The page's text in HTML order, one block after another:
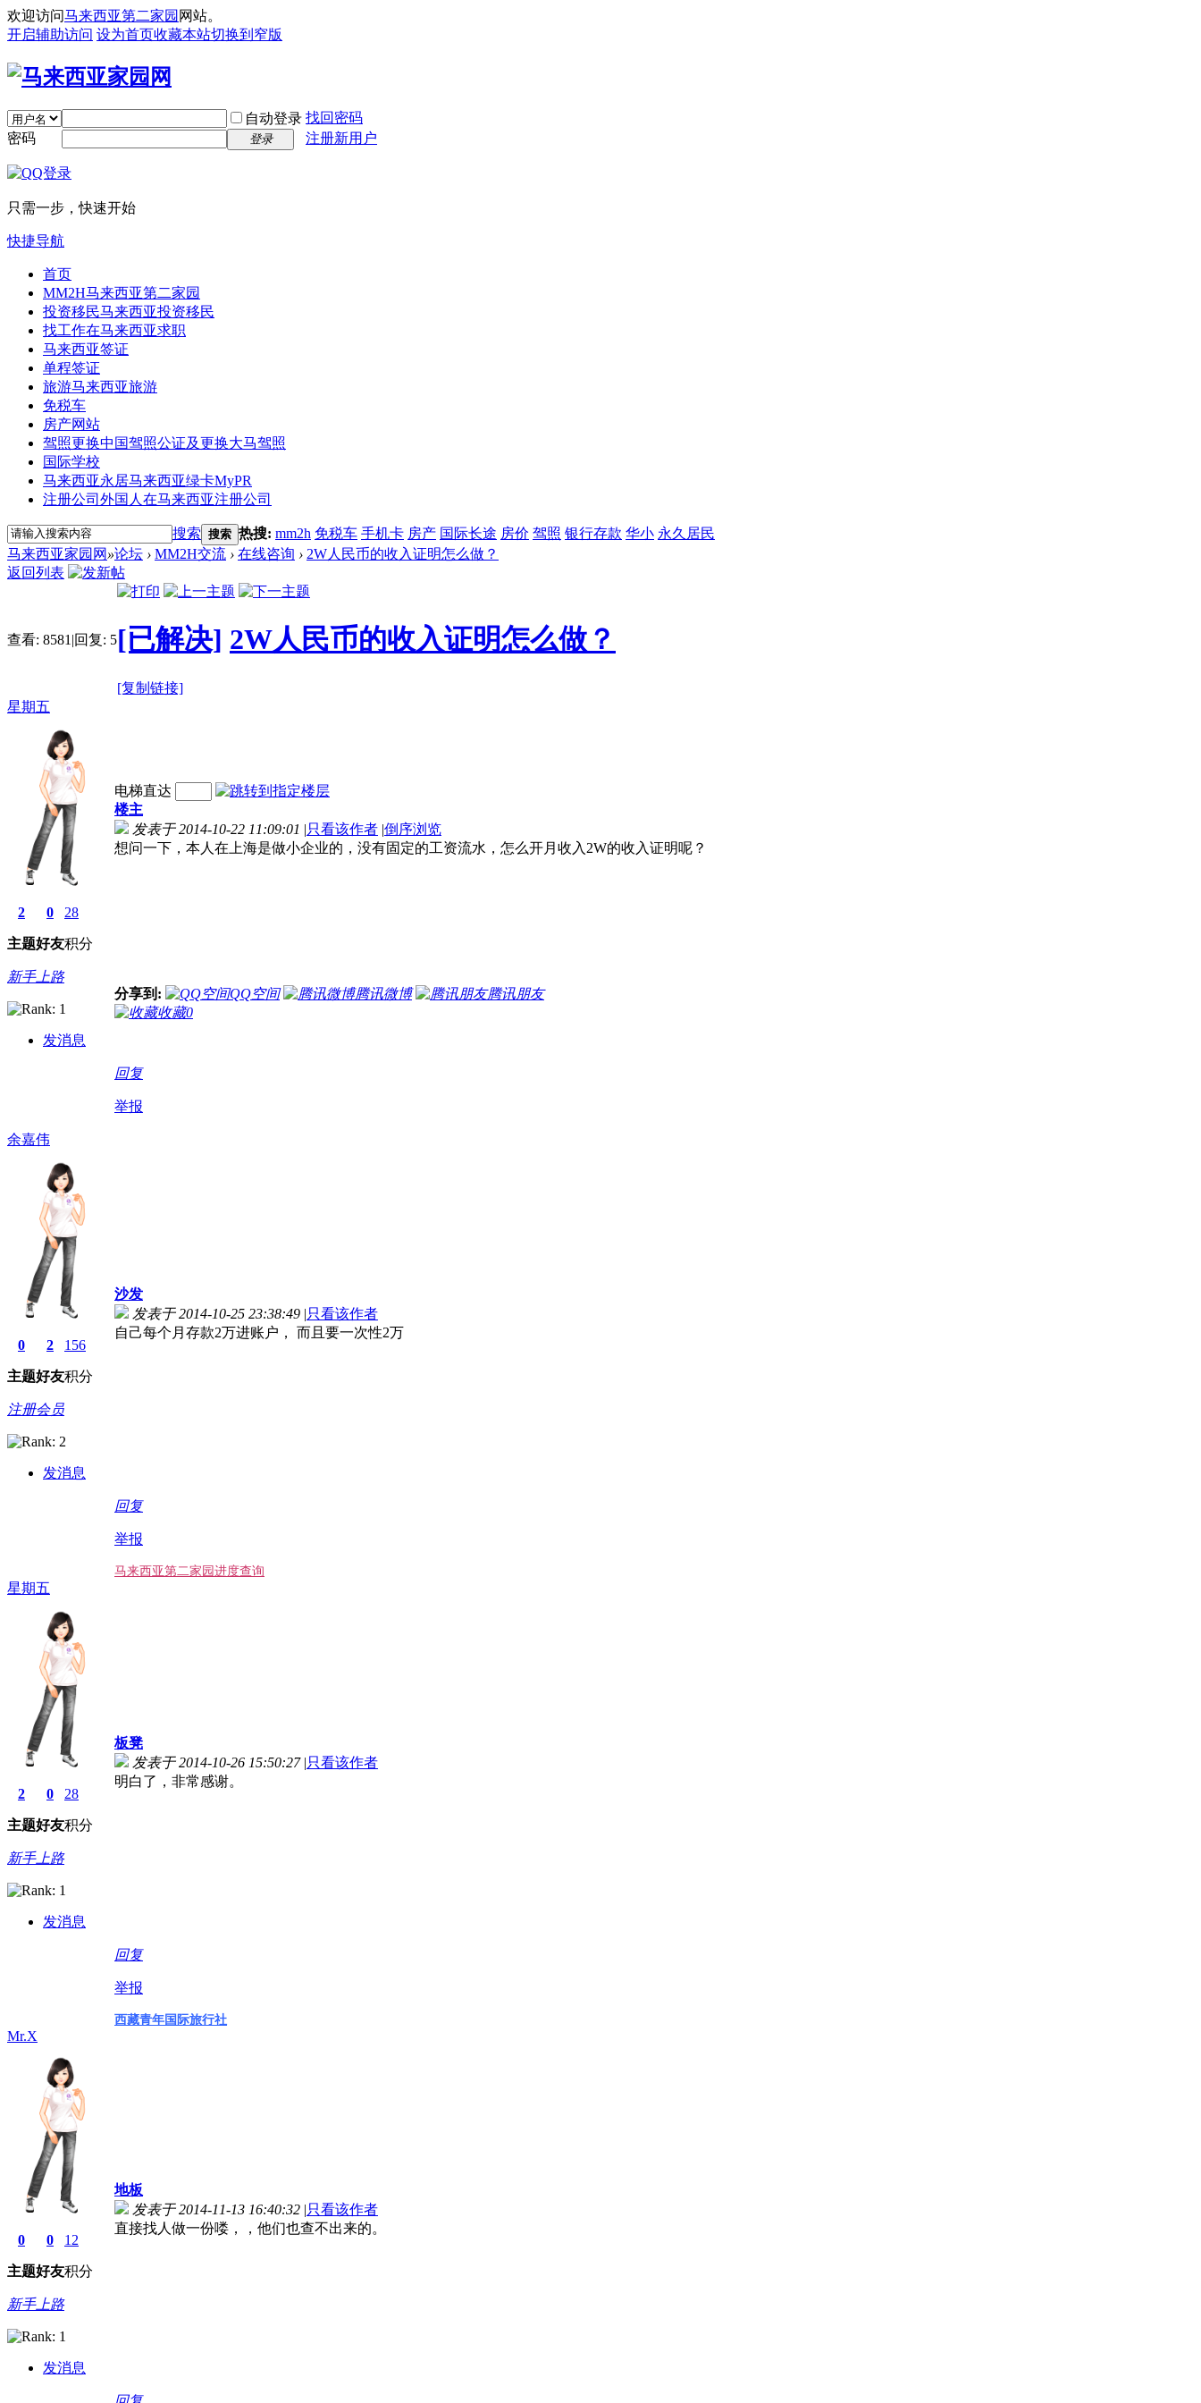
欢迎访问马来西亚第二家园 网站。
开启辅助访问 设为首页收藏本站切换到窄版
自动登录 找回密码
密码
登录 注册新用户
只需一步，快速开始
快捷导航
首页
MM2H马来西亚第二家园
投资移民马来西亚投资移民
找工作在马来西亚求职
马来西亚签证
单程签证
旅游马来西亚旅游
免税车
房产网站
驾照更换中国驾照公证及更换大马驾照
国际学校
马来西亚永居马来西亚绿卡MyPR
注册公司 外国人在马来西亚注册公司
搜索 搜索 热搜: mm2h 免税车 手机卡 房产 国际长途 房价 驾照 银行存款 华小 永久居民
马来西亚家园网 »论坛 › MM2H交流 › 在线咨询 › 2W人民币的收入证明怎么做？
返回列表
查看: 8581 |回复: 5[已解决] 2W人民币的收入证明怎么做？
[复制链接]
星期五
2
主题
0
好友
28
积分
新手上路
发消息
电梯直达
楼主
发表于 2014-10-22 11:09:01 |只看该作者 |倒序浏览
想问一下，本人在上海是做小企业的，没有固定的工资流水，怎么开月收入2W的收入证明呢？
分享到: QQ空间 腾讯微博
腾讯朋友
收藏0
回复
举报
余嘉伟
0
主题
2
好友
156
积分
注册会员
发消息
沙发
发表于 2014-10-25 23:38:49 |只看该作者
自己每个月存款2万进账户， 而且要一次性2万
回复
举报
马来西亚第二家园进度查询
星期五
2
主题
0
好友
28
积分
新手上路
发消息
板凳
发表于 2014-10-26 15:50:27 |只看该作者
明白了，非常感谢。
回复
举报
西藏青年国际旅行社
Mr.X
0
主题
0
好友
12
积分
新手上路
发消息
地板
发表于 2014-11-13 16:40:32 |只看该作者
直接找人做一份喽，，他们也查不出来的。